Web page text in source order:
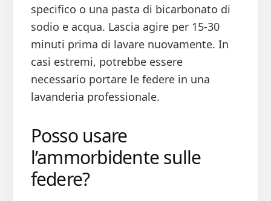
specifico o una pasta di bicarbonato di
sodio e acqua. Lascia agire per 15-30
minuti prima di lavare nuovamente. In
casi estremi, potrebbe essere
necessario portare le federe in una
lavanderia professionale.
Posso usare
l’ammorbidente sulle
federe?